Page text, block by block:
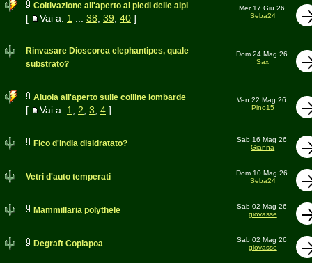
Coltivazione all'aperto ai piedi delle alpi
[ Vai a: 1 38 39, 40]
Mer 17 Giu 26
Seba24
Rinvasare Dioscorea elephantipes, quale
substrato?
Dom 24 Mag 26
Sax
Aiuola all'aperto sulle colline lombarde
[ Vai a: 1 2 3 4]
Ven 22 Mag 26
Pino15
Fico d'india disidratato?
Sab 16 Mag 26
Gianna
Vetri d'auto temperati
Dom 10 Mag 26
Seba24
Mammillaria polythele
Sab 02 Mag 26
giovasse
Degraft Copiapoa
Sab 02 Mag 26
giovasse